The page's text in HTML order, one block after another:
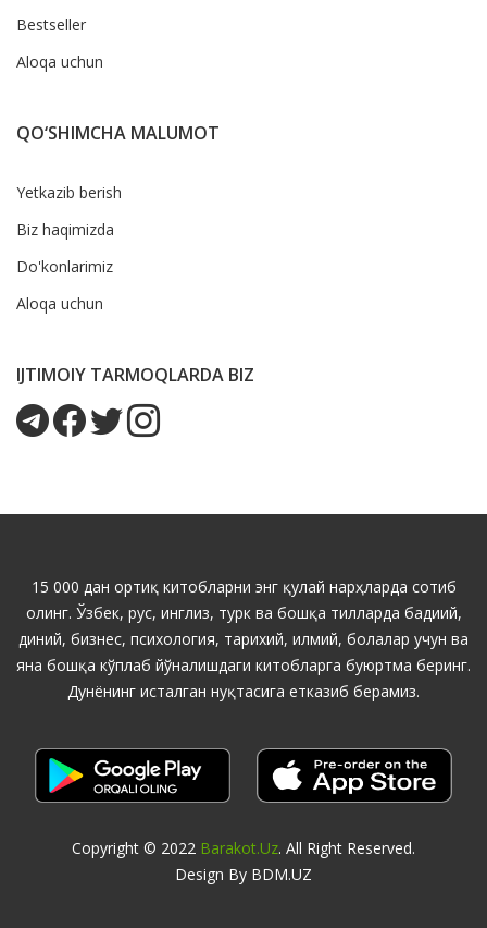
Bestseller
Aloqa uchun
QO‘SHIMCHA MALUMOT
Yetkazib berish
Biz haqimizda
Do'konlarimiz
Aloqa uchun
IJTIMOIY TARMOQLARDA BIZ
15 000 дан ортиқ китобларни энг қулай нарҳларда сотиб
олинг. Ўзбек, рус, инглиз, турк ва бошқа тилларда бадиий,
диний, бизнес, психология, тарихий, илмий, болалар учун ва
яна бошқа кўплаб йўналишдаги китобларга буюртма беринг.
Дунёнинг исталган нуқтасига етказиб берамиз.
Copyright © 2022 Barakot.uz. All Right Reserved.
Design By BDM.UZ